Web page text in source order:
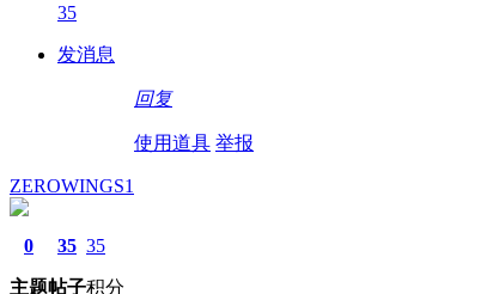
35
发消息
回复
使用道具 举报
ZEROWINGS1
0
主题
35
帖子
35
积分